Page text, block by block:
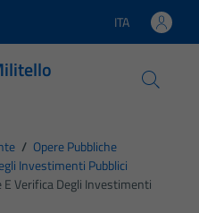
Lingua attiva:
ITA
/ Opere Pubbliche
Investimenti Pubblici
Verifica Degli Investimenti